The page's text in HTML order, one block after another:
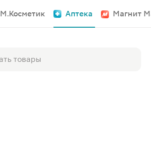
М.Косметик Аптека Магнит